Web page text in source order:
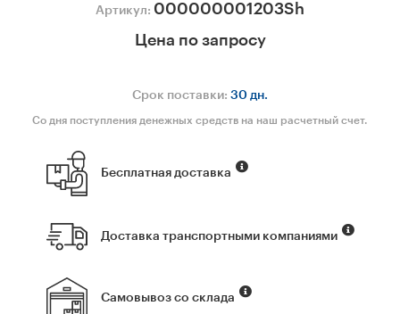
Артикул: 000000001203Sh
Цена по запросу
Срок поставки: 30 дн.
Со дня поступления денежных средств на наш расчетный счет.
Бесплатная доставка
Доставка транспортными компаниями
Самовывоз со склада